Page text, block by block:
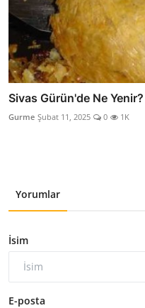
Sivas Gürün'de Ne
Gurme Şubat 11, 2025 0 1K
Yorumlar
İsim
E-posta